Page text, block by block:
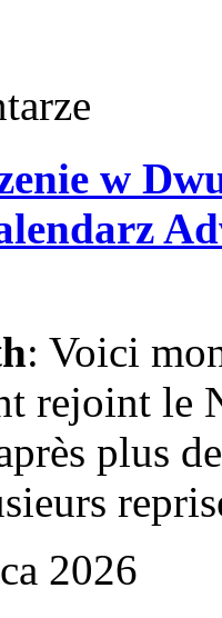
w
: Voici
rejoint le
plus
2026